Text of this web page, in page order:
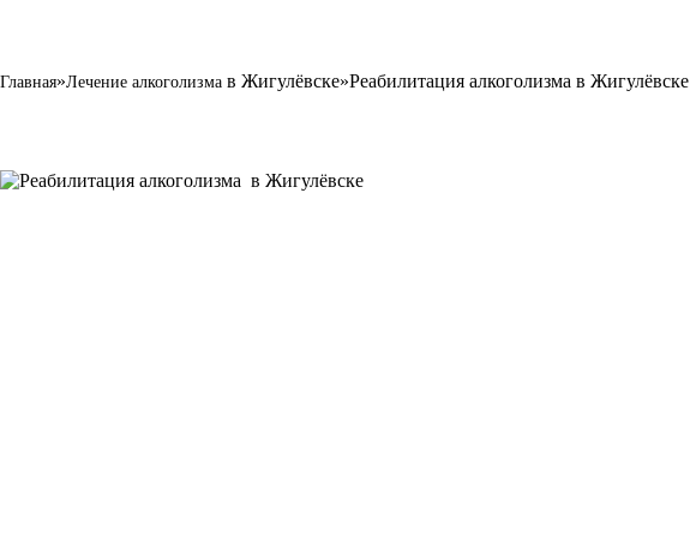
Главная»Лечение алкоголизма в Жигулёвске»Реабилитация алкоголизма в Жигулёвске